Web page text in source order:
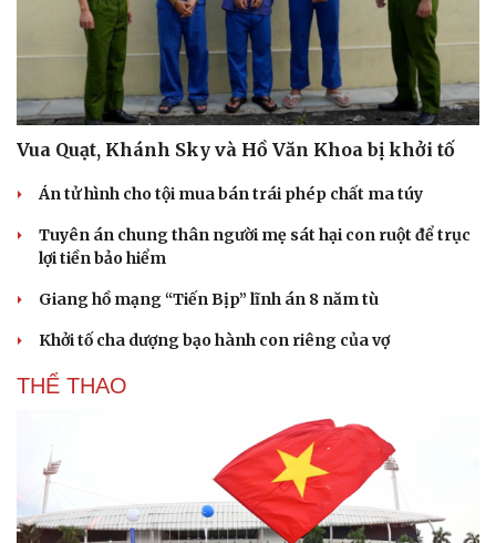
Thông tin doanh nghiệp
Doanh nghiệp 24h
Doanh nhân
Vì cộng đồng
Sành điệu
Tin Công nghệ
Trải nghiệm
Chuyển đổi số
Vua Quạt, Khánh Sky và Hồ Văn Khoa bị khởi tố
Án tử hình cho tội mua bán trái phép chất ma túy
Tuyên án chung thân người mẹ sát hại con ruột để trục
lợi tiền bảo hiểm
Giang hồ mạng “Tiến Bịp” lĩnh án 8 năm tù
Khởi tố cha dượng bạo hành con riêng của vợ
THỂ THAO